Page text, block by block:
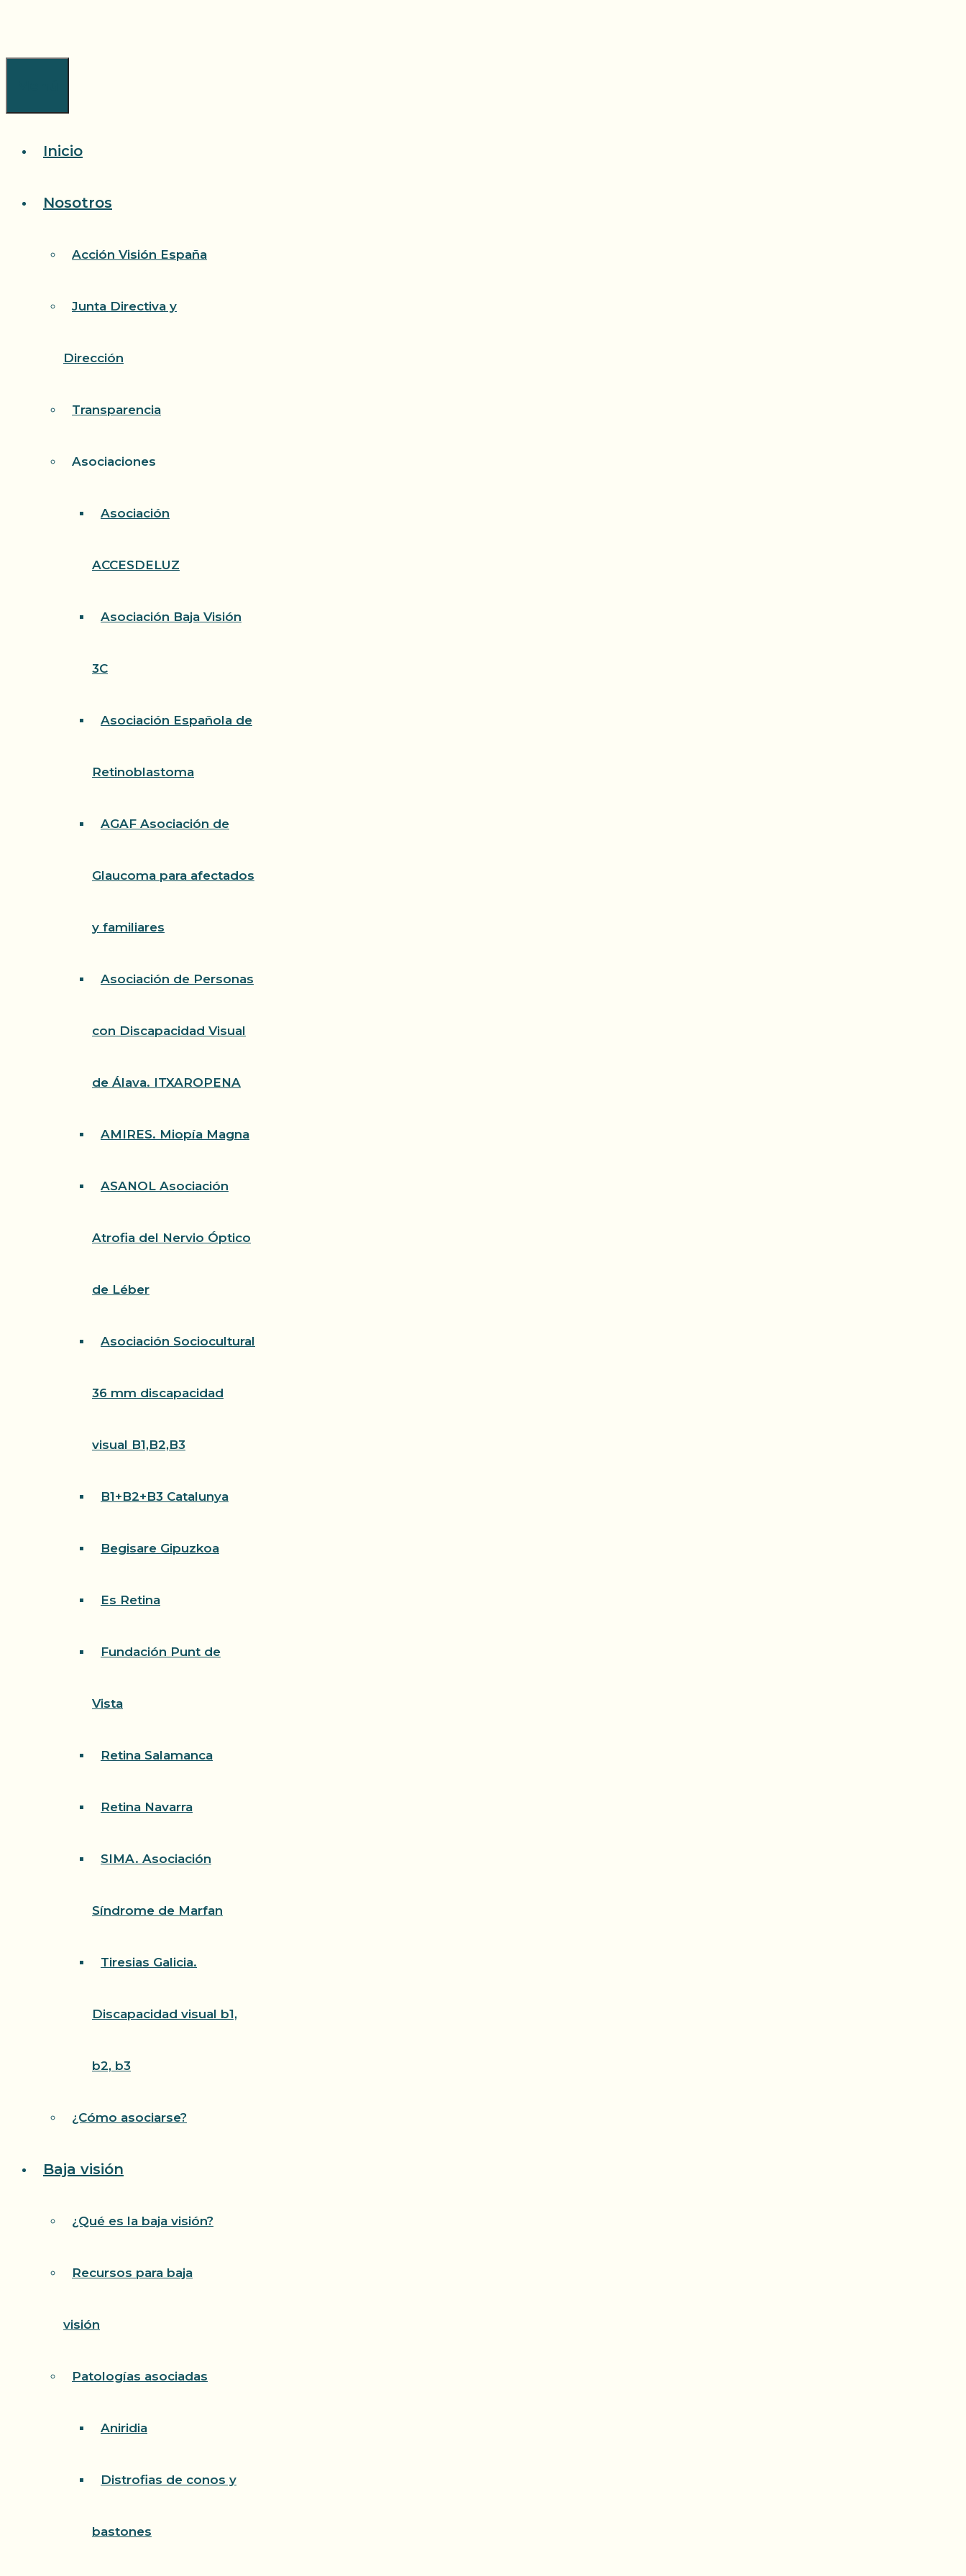
Inicio
Nosotros
Acción Visión España
Junta Directiva y
Dirección
Transparencia
Asociaciones
Asociación
ACCESDELUZ
Asociación Baja Visión
3C
Asociación Española de
Retinoblastoma
AGAF Asociación de
Glaucoma para afectados
y familiares
Asociación de Personas
con Discapacidad Visual
de Álava. ITXAROPENA
AMIRES. Miopía Magna
ASANOL Asociación
Atrofia del Nervio Óptico
de Léber
Asociación Sociocultural
36 mm discapacidad
visual B1,B2,B3
B1+B2+B3 Catalunya
Begisare Gipuzkoa
Es Retina
Fundación Punt de
Vista
Retina Salamanca
Retina Navarra
SIMA. Asociación
Síndrome de Marfan
Tiresias Galicia.
Discapacidad visual b1,
b2, b3
¿Cómo asociarse?
Baja visión
¿Qué es la baja visión?
Recursos para baja
visión
Patologías asociadas
Aniridia
Distrofias de conos y
bastones